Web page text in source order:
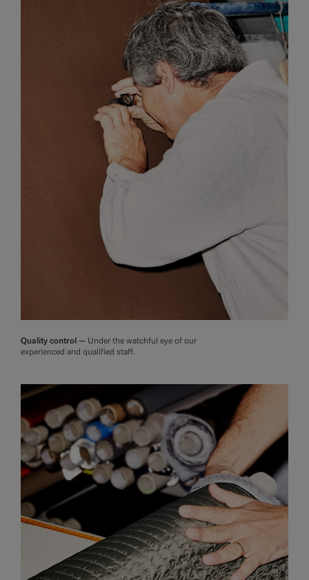
Quality control — Under the watchful eye of our
experienced and qualified staff.